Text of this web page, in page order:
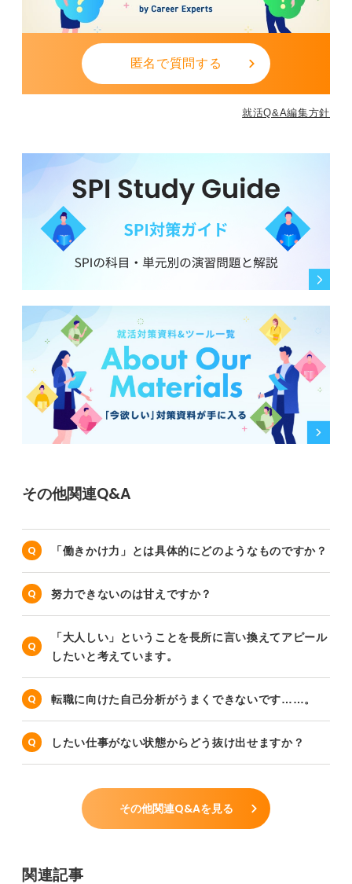
匿名で質問する
就活Q&A編集方針
その他関連Q&A
「働きかけ力」とは具体的にどのようなものですか？
努力できないのは甘えですか？
「大人しい」ということを長所に言い換えてアピール
したいと考えています。
転職に向けた自己分析がうまくできないです……。
したい仕事がない状態からどう抜け出せますか？
その他関連Q&Aを見る
関連記事